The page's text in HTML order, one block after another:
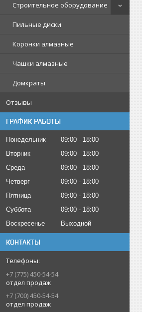
Строительное оборудование
Пильные диски
Коронки алмазные
Чашки алмазные
Домкраты
Отзывы
ГРАФИК РАБОТЫ
Понедельник 09:00
18:00
Вторник
09:00
18:00
Среда
09:00
18:00
Четверг
09:00
18:00
Пятница
09:00
18:00
Суббота
09:00
18:00
Воскресенье
Выходной
КОНТАКТЫ
+7 (775) 450-54-54
отдел продаж
+7 (700) 450-54-54
отдел продаж